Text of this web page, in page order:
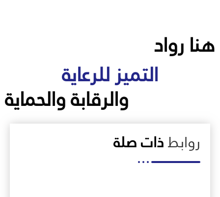
هنا رواد
التميز للرعاية
والرقابة والحماية
روابطذات صلة